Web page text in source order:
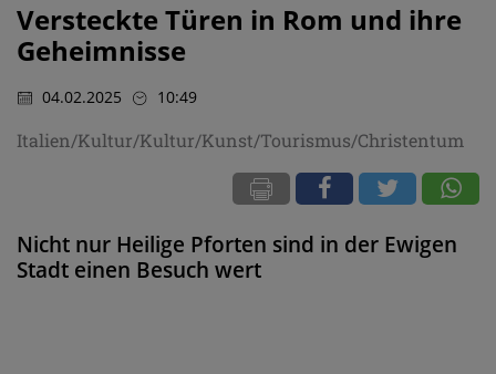
Versteckte Türen in Rom und ihre
Geheimnisse
04.02.2025 10:49
Italien/Kultur/Kultur/Kunst/Tourismus/Christentum
Nicht nur Heilige Pforten sind in der Ewigen
Stadt einen Besuch wert